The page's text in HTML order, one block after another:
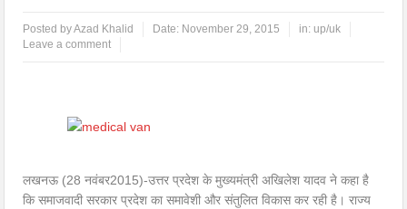
Posted byAzad Khalid Date: November 29, 2015 in: up/uk
Leave a comment
लखनऊ (28 नवंबर2015)-उत्तर प्रदेश के मुख्यमंत्री अखिलेश यादव ने कहा है
कि समाजवादी सरकार प्रदेश का समावेशी और संतुलित विकास कर रही है। राज्य